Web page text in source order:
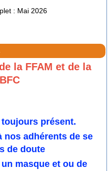
: Mai 2026
la FFAM et de la
présent.
nos adhérents de se
de doute
masque et ou de